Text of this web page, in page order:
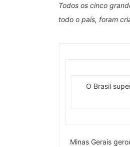
Todos os cinco
todo o país, foram
O Brasil
Minas Gerais